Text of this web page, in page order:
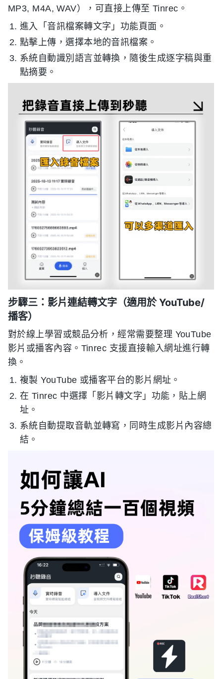
MP3, M4A, WAV），可直接上傳至 Tinrec。
進入「音訊檔案轉文字」功能頁面。
點擊上傳，選擇本地的音訊檔案。
系統自動識別語言並轉換，隨後生成逐字稿與重
點摘要。
步驟三：影片連結轉文字（適用於 YouTube/
播客）
對於線上學習或競品分析，經常需要整理 YouTube
影片或播客內容。Tinrec 支援直接輸入網址進行轉
換。
複製 YouTube 或播客平台的影片網址。
在 Tinrec 中選擇「影片轉文字」功能，貼上網
址。
系統自動提取音軌並轉寫，同時生成影片內容總
結。